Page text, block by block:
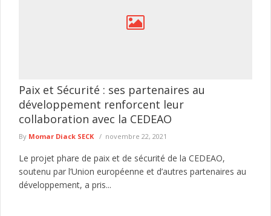
Paix et Sécurité : ses partenaires au
développement renforcent leur
collaboration avec la CEDEAO
By Momar Diack SECK novembre 22, 2021
Le projet phare de paix et de sécurité de la CEDEAO,
soutenu par l’Union européenne et d’autres partenaires au
développement, a pris...